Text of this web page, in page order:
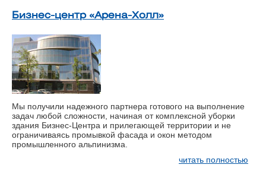
Бизнес-центр «Арена-Холл»
Мы получили надежного партнера готового на выполнение
задач любой сложности, начиная от комплексной уборки
здания Бизнес-Центра и прилегающей территории и не
ограничиваясь промывкой фасада и окон методом
промышленного альпинизма.
читать полностью